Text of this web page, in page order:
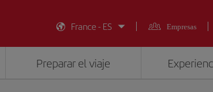
France - ES
Empresas
Preparar el viaje